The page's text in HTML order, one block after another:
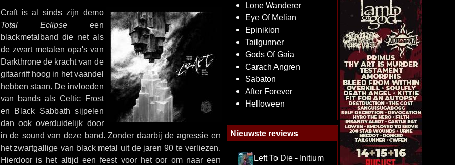
Craft is al sinds zijn demo
Total Eclipse een
blackmetalband die net als
de zwart metalen opa's van
Darkthrone de kracht van de
gitaarriff hoog in het vaandel
hebben staan. De invloeden
van bands als Celtic Frost
en Black Sabbath sijpelen
dan ook overduidelijk door
in de sound van deze band. Zonder daarbij de agressie en
het zwartgallige van black metal uit de jaren 90 te verliezen.
Hierdoor is het altijd een feest voor het oor om naar een
Lone Wanderer
Eye Of Melian
Epinikion
Tailgunner
Gods Of Gaia
Carach Angren
Sabaton
After Forever
Helloween
Nieuwste reviews
Left To Die - Initium